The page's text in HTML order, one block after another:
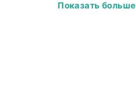
Сабурова
Показать больше